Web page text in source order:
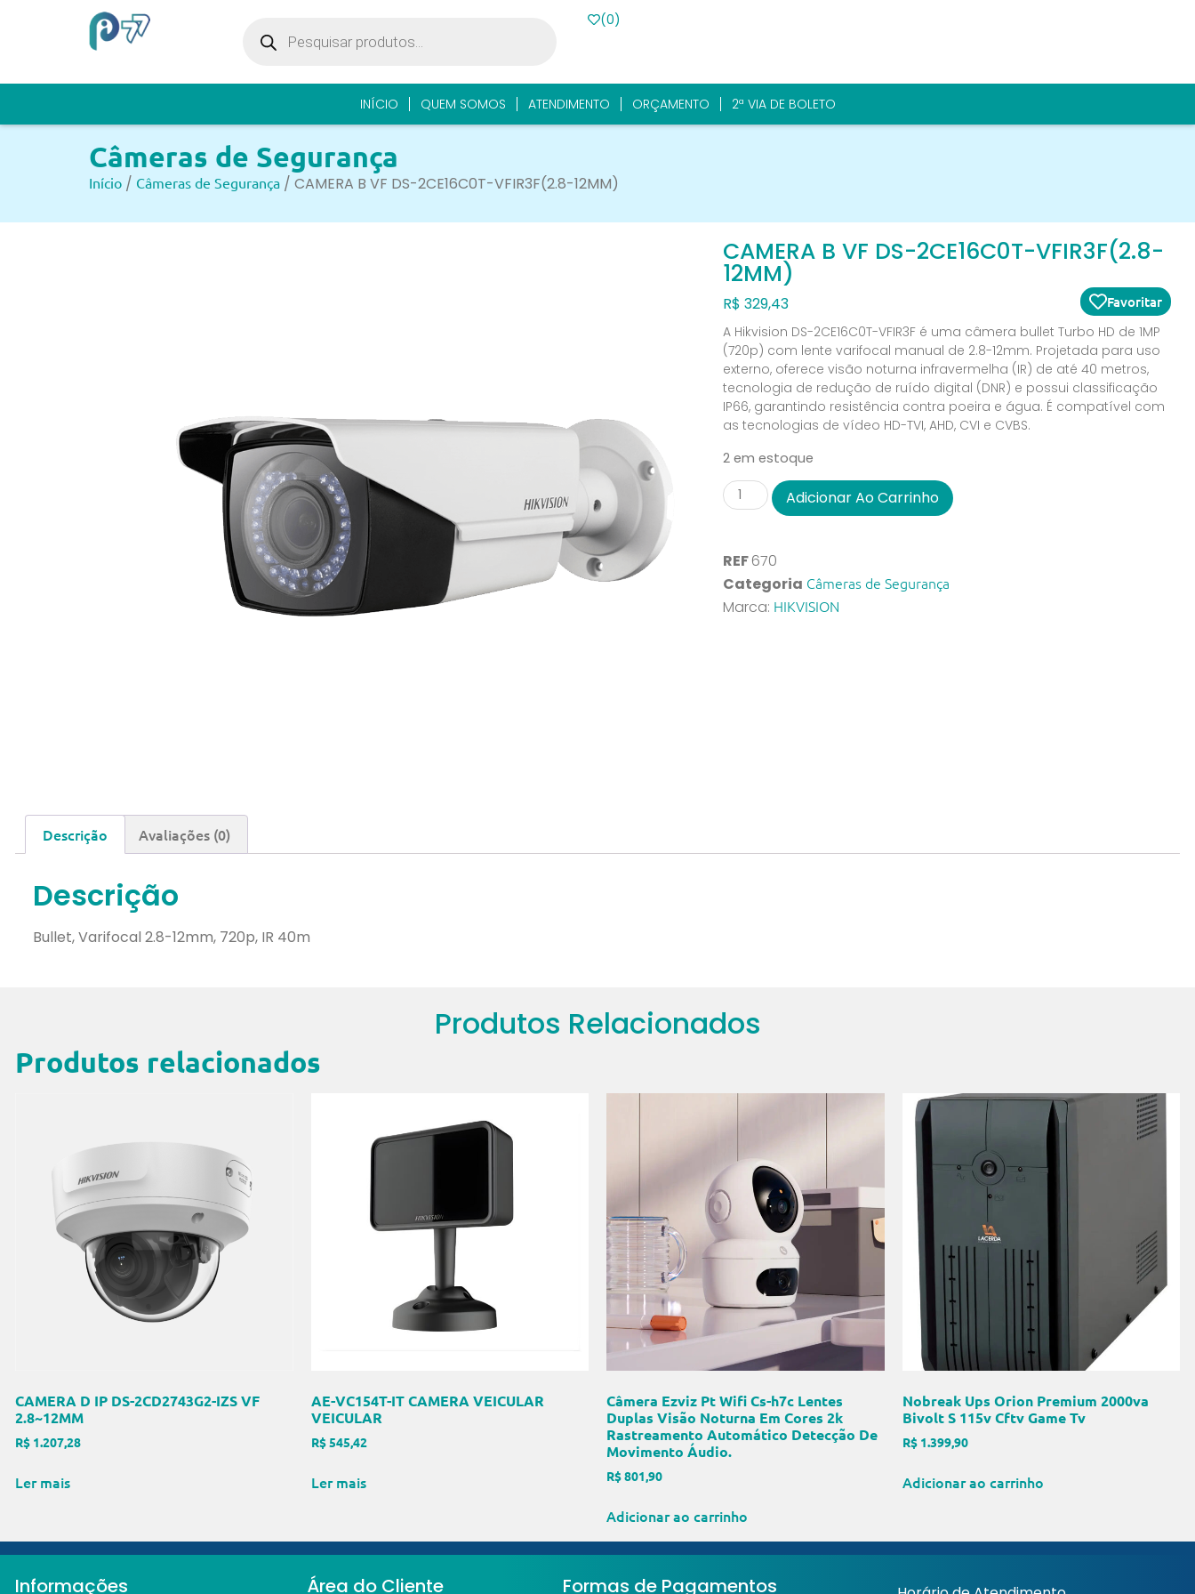
(0)
INÍCIO QUEM SOMOS ATENDIMENTO ORÇAMENTO 2ª VIA DE BOLETO
Câmeras de Segurança
Início / Câmeras de Segurança / CAMERA B VF DS-2CE16C0T-VFIR3F(2.8-12MM)
CAMERA B VF DS-2CE16C0T-VFIR3F(2.8-
12MM)
R$ 329,43
Favoritar
A Hikvision DS-2CE16C0T-VFIR3F é uma câmera bullet Turbo HD de 1MP
(720p) com lente varifocal manual de 2.8-12mm. Projetada para uso
externo, oferece visão noturna infravermelha (IR) de até 40 metros,
tecnologia de redução de ruído digital (DNR) e possui classificação
IP66, garantindo resistência contra poeira e água. É compatível com
as tecnologias de vídeo HD-TVI, AHD, CVI e CVBS.
2 em estoque
Adicionar Ao Carrinho
REF670
Categoria Câmeras de Segurança
Marca: HIKVISION
Descrição Avaliações (0)
Descrição
Bullet, Varifocal 2.8-12mm, 720p, IR 40m
Produtos Relacionados
Produtos relacionados
CAMERA D IP DS-2CD2743G2-IZS VF
2.8~12MM
R$ 1.207,28
Ler mais
AE-VC154T-IT CAMERA VEICULAR
VEICULAR
R$545,42
Ler mais
Câmera Ezviz Pt Wifi Cs-h7c Lentes
Duplas Visão Noturna Em Cores 2k
Rastreamento Automático Detecção De
Movimento Áudio.
R$801,90
Adicionar ao carrinho
Nobreak Ups Orion Premium 2000va
Bivolt S 115v Cftv Game Tv
R$1.399,90
Adicionar ao carrinho
Informações Área do Cliente Formas de Pagamentos